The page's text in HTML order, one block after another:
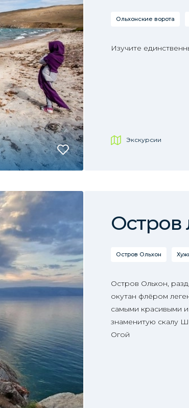
Ольхонские ворота
Изучите
Экскурсии
Остров
Остров Ольхон
Остров Ольхон,
окутан флёром
самыми красивыми
знаменитую скалу
Огой